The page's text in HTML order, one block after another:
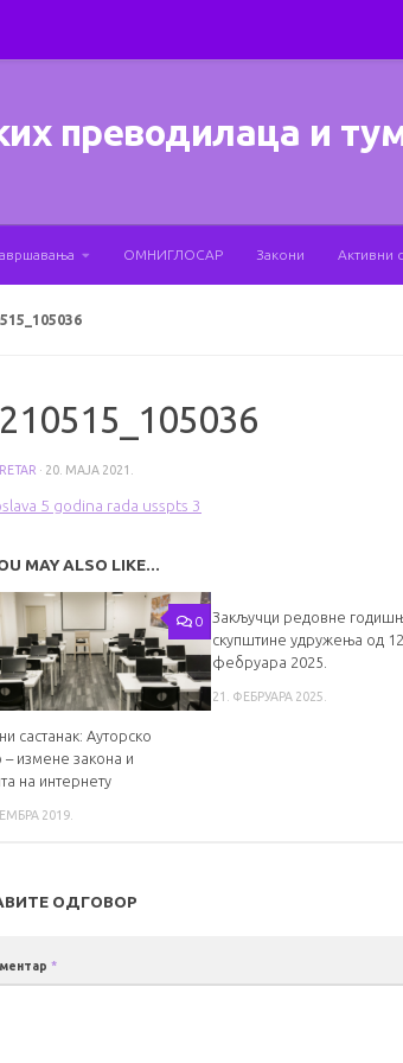
преводилаца и
ОМНИГЛОСАР Закони Активни
· 20. МАЈА 2021.
MAY ALSO LIKE...
0
састанак: Ауторско
– измене закона и
на интернету
2019.
Закључци редовне
скупштине удружења од 12.
фебруара 2025.
21. ФЕБРУАРА 2025.
ОДГОВОР
*